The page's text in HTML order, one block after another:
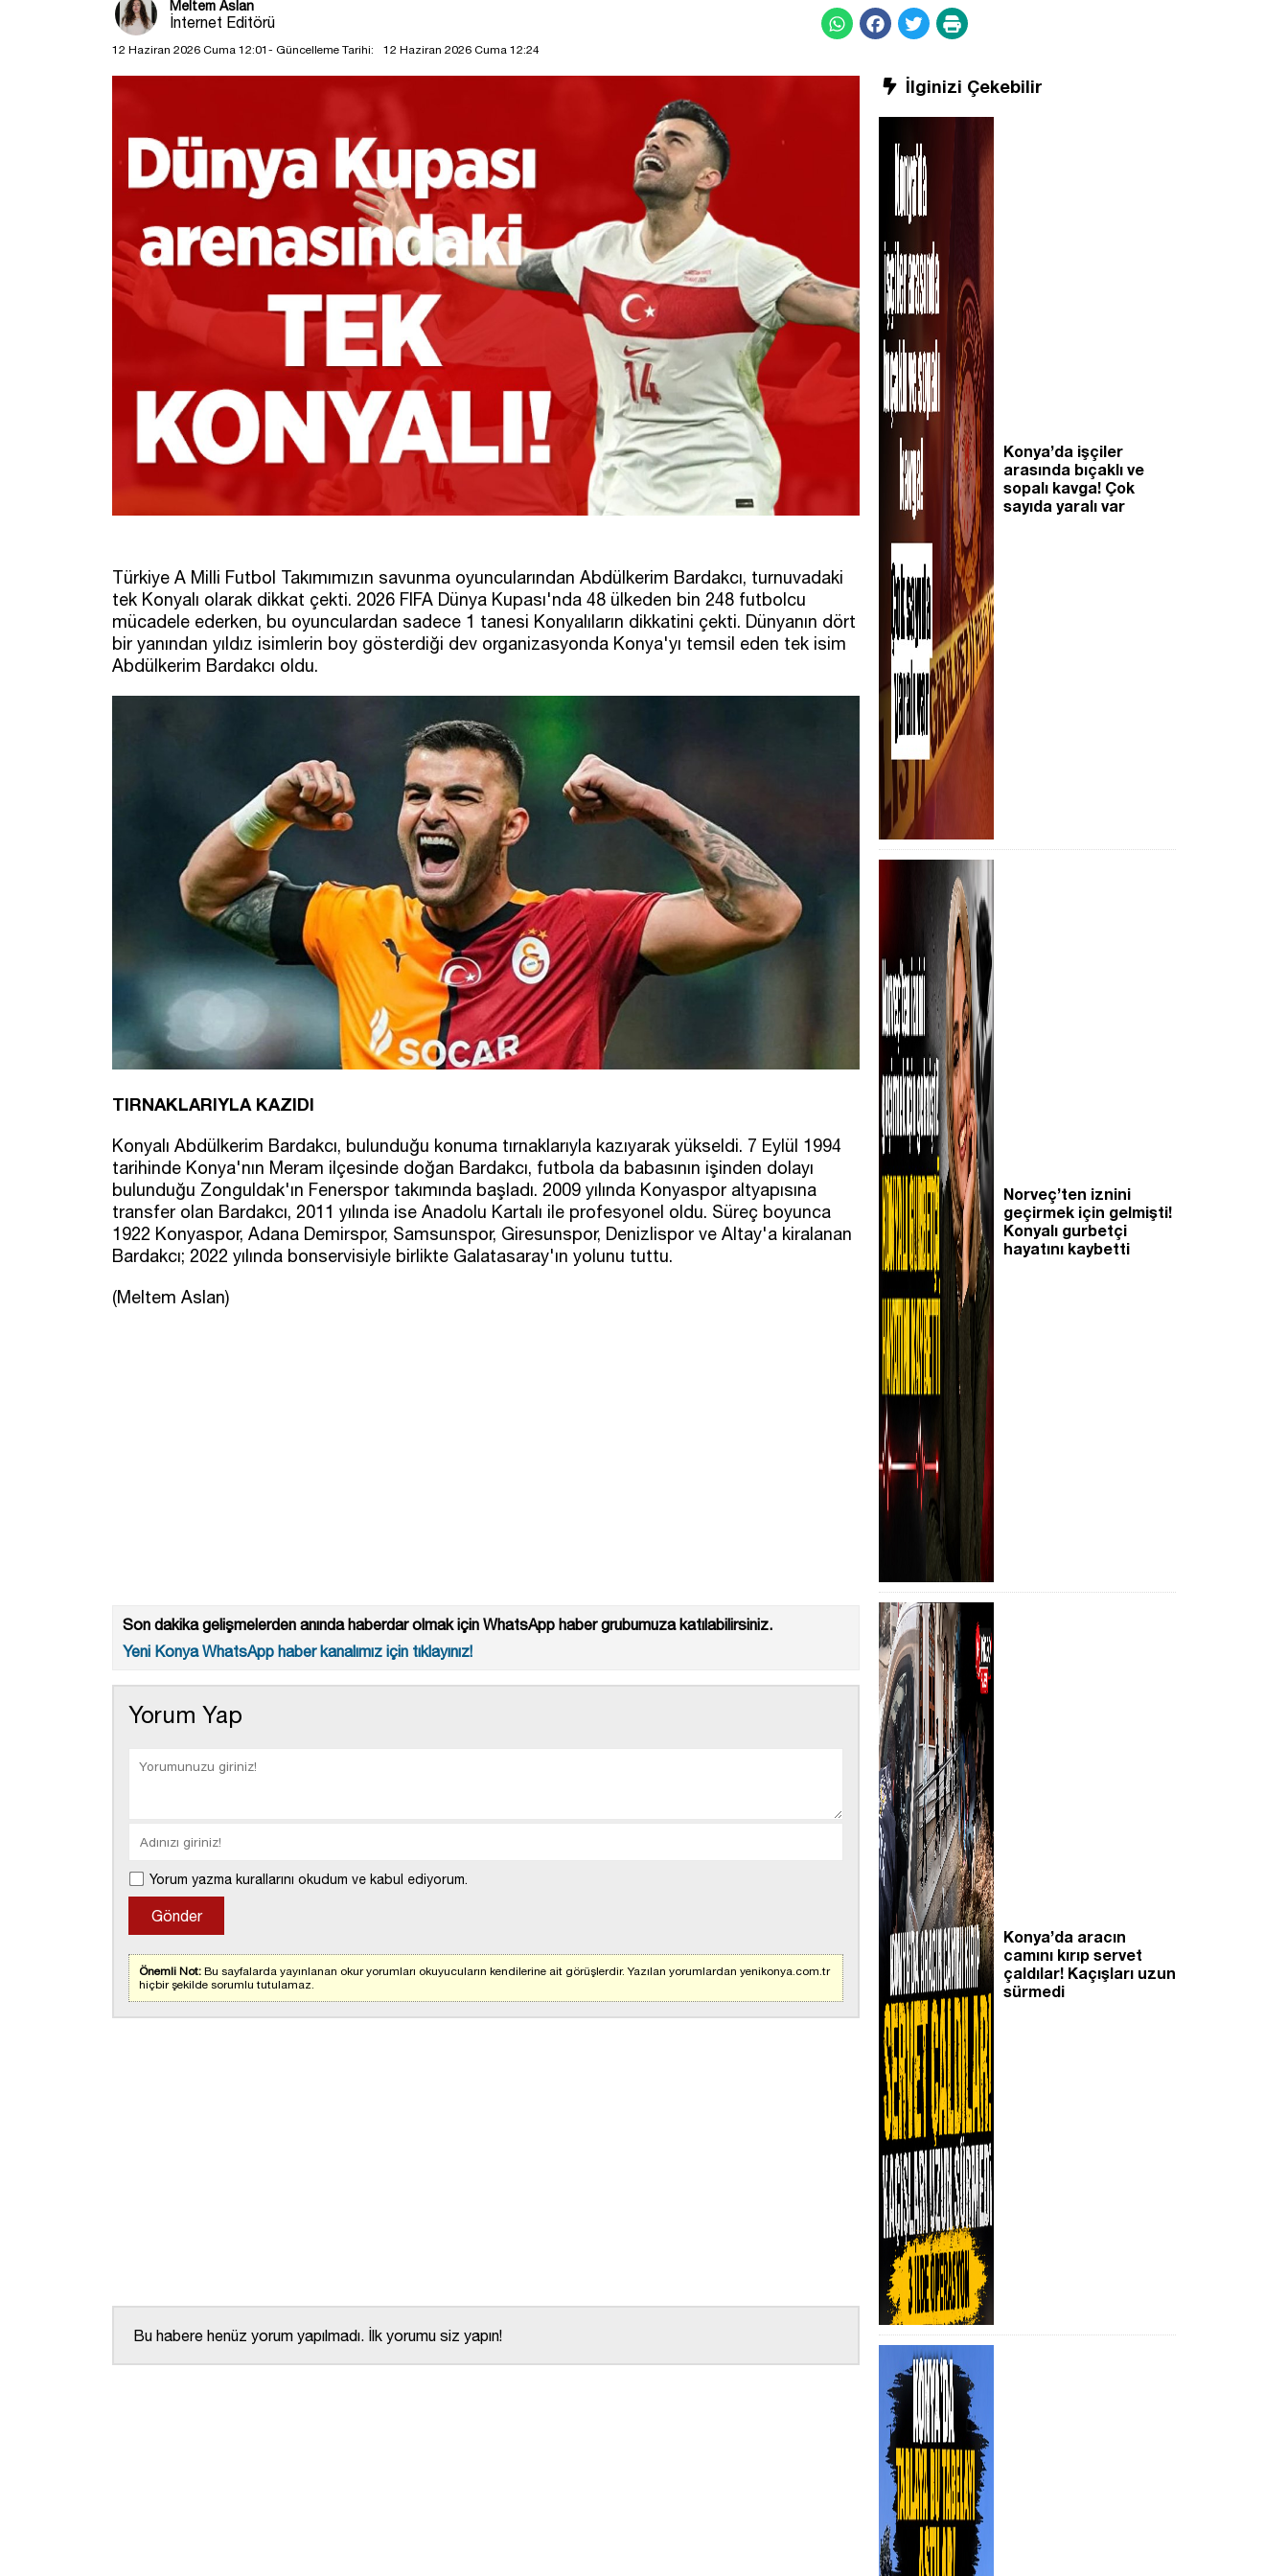
Meltem Aslan
İnternet Editörü
12 Haziran 2026 Cuma 12:01 - Güncelleme Tarihi: 12 Haziran 2026 Cuma 12:24
Türkiye A Milli Futbol Takımımızın savunma oyuncularından Abdülkerim Bardakcı, turnuvadaki
tek Konyalı olarak dikkat çekti. 2026 FIFA Dünya Kupası'nda 48 ülkeden bin 248 futbolcu
mücadele ederken, bu oyunculardan sadece 1 tanesi Konyalıların dikkatini çekti. Dünyanın dört
bir yanından yıldız isimlerin boy gösterdiği dev organizasyonda Konya'yı temsil eden tek isim
Abdülkerim Bardakcı oldu.
TIRNAKLARIYLA KAZIDI
Konyalı Abdülkerim Bardakcı, bulunduğu konuma tırnaklarıyla kazıyarak yükseldi. 7 Eylül 1994
tarihinde Konya'nın Meram ilçesinde doğan Bardakcı, futbola da babasının işinden dolayı
bulunduğu Zonguldak'ın Fenerspor takımında başladı. 2009 yılında Konyaspor altyapısına
transfer olan Bardakcı, 2011 yılında ise Anadolu Kartalı ile profesyonel oldu. Süreç boyunca
1922 Konyaspor, Adana Demirspor, Samsunspor, Giresunspor, Denizlispor ve Altay'a kiralanan
Bardakcı; 2022 yılında bonservisiyle birlikte Galatasaray'ın yolunu tuttu.
(Meltem Aslan)
Son dakika gelişmelerden anında haberdar olmak için WhatsApp haber grubumuza katılabilirsiniz.
Yeni Konya WhatsApp haber kanalımız için tıklayınız!
Yorum Yap
Yorum yazma kurallarını okudum ve kabul ediyorum.
Önemli Not: Bu sayfalarda yayınlanan okur yorumları okuyucuların kendilerine ait görüşlerdir. Yazılan yorumlardan yenikonya.com.tr
hiçbir şekilde sorumlu tutulamaz.
Bu habere henüz yorum yapılmadı. İlk yorumu siz yapın!
İlginizi Çekebilir
Konya’da işçiler
arasında bıçaklı ve
sopalı kavga! Çok
sayıda yaralı var
Norveç’ten iznini
geçirmek için gelmişti!
Konyalı gurbetçi
hayatını kaybetti
Konya’da aracın
camını kırıp servet
çaldılar! Kaçışları uzun
sürmedi